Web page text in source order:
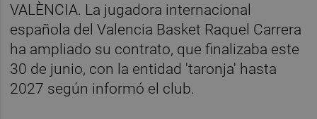
VALÈNCIA. La jugadora internacional
española del Valencia Basket Raquel Carrera
ha ampliado su contrato, que finalizaba este
30 de junio, con la entidad 'taronja' hasta
2027 según informó el club.